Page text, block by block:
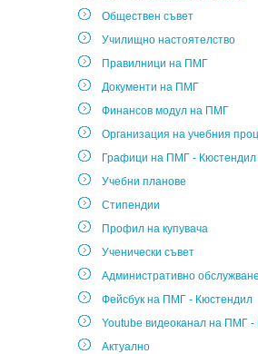
Обществен съвет
Училищно настоятелство
Правилници на ПМГ
Документи на ПМГ
Финансов модул на ПМГ
Организация на учебния
Графици на ПМГ - Кюстендил
Учебни планове
Стипендии
Профил на купувача
Ученически съвет
Административно обслужване
Фейсбук на ПМГ - Кюстендил
Youtube видеоканал на ПМГ -
Актуално